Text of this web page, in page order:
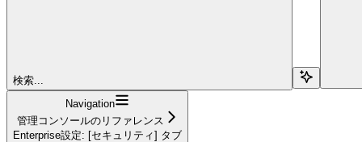
検索...
Navigation
管理コンソールのリファレンス
Enterprise設定: [セキュリティ] タブ